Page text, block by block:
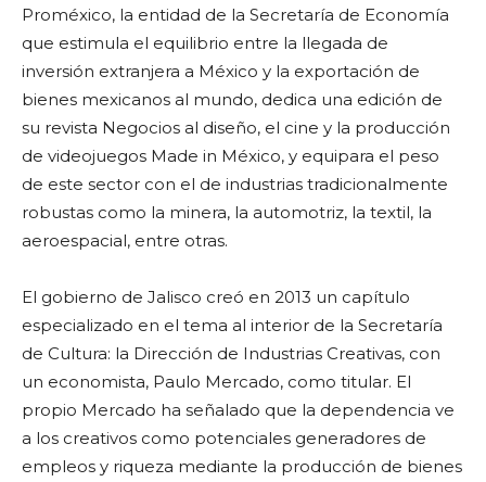
Proméxico, la entidad de la Secretaría de Economía
que estimula el equilibrio entre la llegada de
inversión extranjera a México y la exportación de
bienes mexicanos al mundo, dedica una edición de
su revista Negocios al diseño, el cine y la producción
de videojuegos Made in México, y equipara el peso
de este sector con el de industrias tradicionalmente
robustas como la minera, la automotriz, la textil, la
aeroespacial, entre otras.
El gobierno de Jalisco creó en 2013 un capítulo
especializado en el tema al interior de la Secretaría
de Cultura: la Dirección de Industrias Creativas, con
un economista, Paulo Mercado, como titular. El
propio Mercado ha señalado que la dependencia ve
a los creativos como potenciales generadores de
empleos y riqueza mediante la producción de bienes